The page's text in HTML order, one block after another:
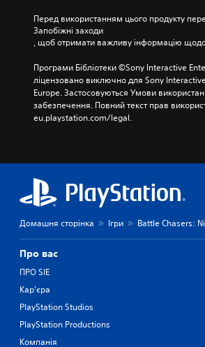
Перед використанням цього продукту
Запобіжні заходи
, щоб отримати важливу інформацію
Програми Бібліотеки ©Sony Interactive
ліцензовано виключно для Sony
Europe. Застосовуються Умови
забезпечення. Повний текст прав
eu.playstation.com/legal.
Домашня сторінка Ігри Battle Chasers:
Про вас
ПРО SIE
Кар'єра
PlayStation Studios
PlayStation Productions
Компанія